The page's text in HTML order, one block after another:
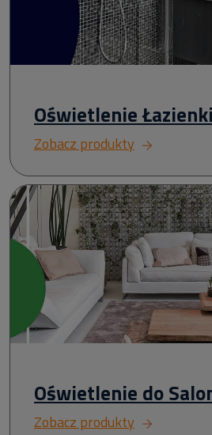
Oświetlenie Łazienki
Zobacz produkty
Oświetlenie do
Zobacz produkty